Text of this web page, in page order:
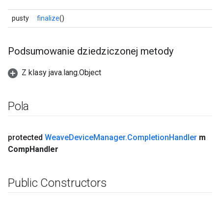
pusty finalize()
Podsumowanie dziedziczonej metody
Z klasy java.lang.Object
Pola
protected WeaveDeviceManager.CompletionHandler m
CompHandler
Public Constructors